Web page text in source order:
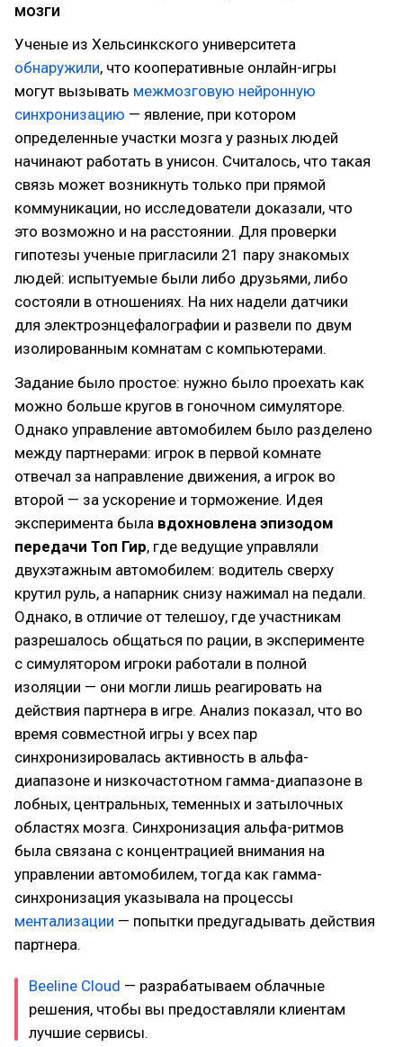
мозги
Ученые из Хельсинкского университета
обнаружили, что кооперативные онлайн-игры
могут вызывать межмозговую нейронную
синхронизацию — явление, при котором
определенные участки мозга у разных людей
начинают работать в унисон. Считалось, что такая
связь может возникнуть только при прямой
коммуникации, но исследователи доказали, что
это возможно и на расстоянии. Для проверки
гипотезы ученые пригласили 21 пару знакомых
людей: испытуемые были либо друзьями, либо
состояли в отношениях. На них надели датчики
для электроэнцефалографии и развели по двум
изолированным комнатам с компьютерами.
Задание было простое: нужно было проехать как
можно больше кругов в гоночном симуляторе.
Однако управление автомобилем было разделено
между партнерами: игрок в первой комнате
отвечал за направление движения, а игрок во
второй — за ускорение и торможение. Идея
эксперимента была вдохновлена эпизодом
передачи Топ Гир, где ведущие управляли
двухэтажным автомобилем: водитель сверху
крутил руль, а напарник снизу нажимал на педали.
Однако, в отличие от телешоу, где участникам
разрешалось общаться по рации, в эксперименте
с симулятором игроки работали в полной
изоляции — они могли лишь реагировать на
действия партнера в игре. Анализ показал, что во
время совместной игры у всех пар
синхронизировалась активность в альфа-
диапазоне и низкочастотном гамма-диапазоне в
лобных, центральных, теменных и затылочных
областях мозга. Синхронизация альфа-ритмов
была связана с концентрацией внимания на
управлении автомобилем, тогда как гамма-
синхронизация указывала на процессы
ментализации — попытки предугадывать действия
партнера.
Beeline Cloud — разрабатываем облачные
решения, чтобы вы предоставляли клиентам
лучшие сервисы.